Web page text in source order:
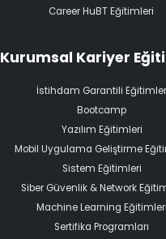
Career HuBT Eğitimleri
Kurumsal Kariyer
İstihdam Garantili Eğitimler
Bootcamp
Yazılım Eğitimleri
Mobil Uygulama Geliştirme
Sistem Eğitimleri
Siber Güvenlik & Network
Machine Learning Eğitimleri
Sertifika Programları